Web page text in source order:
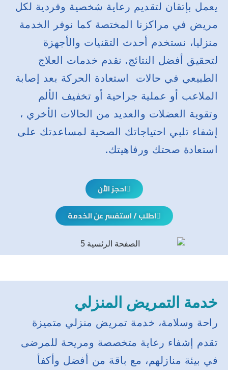
يعمل بإتقان لتقديم رعاية شخصية وفردية لكل
مريض في مراكزنا المختصة كما نوفر الخدمة
منزليا، نستخدم أحدث التقنيات والأجهزة
لتحقيق أفضل النتائج. نقدم خدمات العلاج
الطبيعي في حالات استعادة الحركة بعد إصابة
الملاعب أو عملية جراحية أو تخفيف الألم
وتقوية العضلات والعديد من الحالات الأخري ،
إشفاء تلبي احتياجاتك الصحية لمساعدتك على
استعادة صحتك ورفاهيتك.
احجز الأن
اطلب / استفسر عن الخدمة
خدمة التمريض المنزلي
راحة وسلامة، خدمة تمريض منزلي متميزة
تقدم إشفاء رعاية متخصصة ومريحة للمرضى
في بيئة منازلهم، مع باقة من أفضل وأكفأ